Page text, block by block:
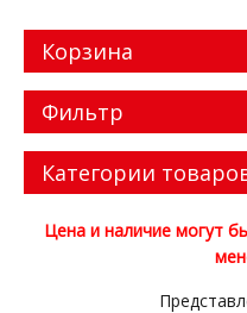
Корзина
Фильтр
Категории
Цена и наличие могут